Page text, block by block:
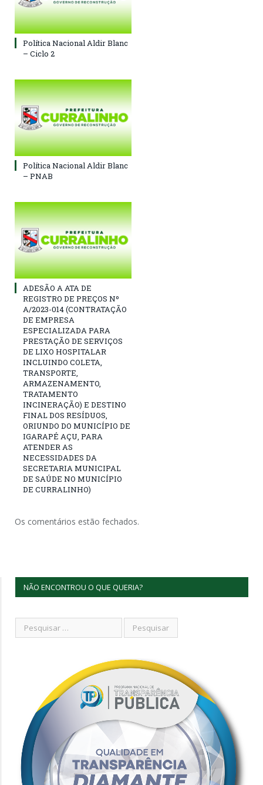
Política Nacional Aldir Blanc
– Ciclo 2
Política Nacional Aldir Blanc
– PNAB
ADESÃO A ATA DE
REGISTRO DE PREÇOS Nº
A/2023-014 (CONTRATAÇÃO
DE EMPRESA
ESPECIALIZADA PARA
PRESTAÇÃO DE SERVIÇOS
DE LIXO HOSPITALAR
INCLUINDO COLETA,
TRANSPORTE,
ARMAZENAMENTO,
TRATAMENTO
INCINERAÇÃO) E DESTINO
FINAL DOS RESÍDUOS,
ORIUNDO DO MUNICÍPIO DE
IGARAPÉ AÇU, PARA
ATENDER AS
NECESSIDADES DA
SECRETARIA MUNICIPAL
DE SAÚDE NO MUNICÍPIO
DE CURRALINHO)
Os comentários estão fechados.
NÃO ENCONTROU O QUE QUERIA?